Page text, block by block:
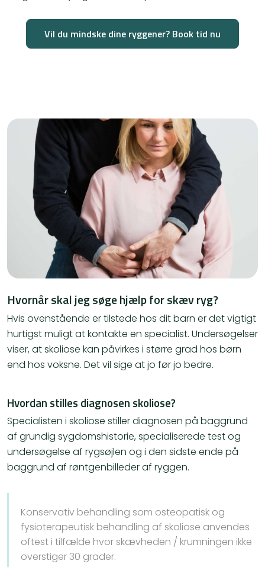
Vil du mindske dine ryggener? Book tid nu
Hvornår skal jeg søge hjælp for skæv ryg?
Hvis ovenstående er tilstede hos dit barn er det vigtigt
hurtigst muligt at kontakte en specialist. Undersøgelser
viser, at skoliose kan påvirkes i større grad hos børn
end hos voksne. Det vil sige at jo før jo bedre.
Hvordan stilles diagnosen skoliose?
Specialisten i skoliose stiller diagnosen på baggrund
af grundig sygdomshistorie, specialiserede test og
undersøgelse af rygsøjlen og i den sidste ende på
baggrund af røntgenbilleder af ryggen.
Konservativ behandling som osteopatisk og
fysioterapeutisk behandling af skoliose anvendes
oftest i tilfælde hvor skævheden / krumningen ikke
overstiger 30 grader.